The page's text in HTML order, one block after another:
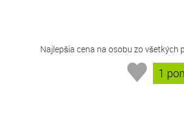
Najlepšia cena na osobu zo všetkých
1